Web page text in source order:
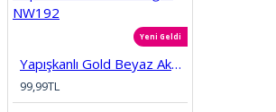
Yeni Geldi
Yapışkanlı Gold Beyaz Akustik Esnek 3D Lambiri 68x68cm Ofis Salon Ev Köpük Duvar Paneli Kağıdı NW192
99,99TL